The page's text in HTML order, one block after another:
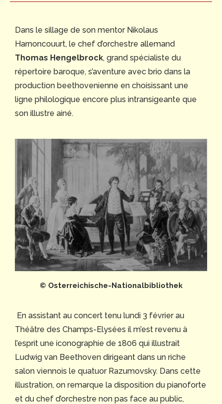
Dans le sillage de son mentor Nikolaus
Harnoncouurt, le chef d’orchestre allemand
Thomas Hengelbrock, grand spécialiste du
répertoire baroque, s’aventure avec brio dans la
production beethovenienne en choisissant une
ligne philologique encore plus intransigeante que
son illustre ainé.
© Osterreichische-Nationalbibliothek
En assistant au concert tenu lundi 3 février au
Théâtre des Champs-Elysées il m’est revenu à
l’esprit une iconographie de 1806 qui illustrait
Ludwig van Beethoven dirigeant dans un riche
salon viennois le quatuor Razumovsky. Dans cette
illustration, on remarque la disposition du pianoforte
et du chef d’orchestre non pas face au public,